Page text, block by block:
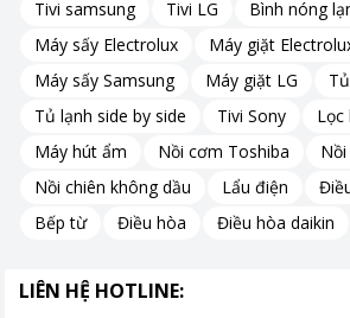
Tivi samsung Tivi LG Bình nóng
Máy sấy Electrolux
Máy giặt
Máy sấy Samsung
Máy giặt LG
Tủ lạnh side by side
Tivi Sony
Lọc
Máy hút ẩm
Nồi cơm Toshiba
Nồi chiên không dầu
Lẩu điện
Bếp từ
Điều hòa Điều hòa daikin
LIÊN HỆ HOTLINE: